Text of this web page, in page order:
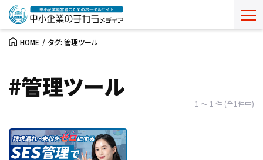
HOME タグ: 管理ツール
#管理ツール
1 ～ 1 件 (全1件中)